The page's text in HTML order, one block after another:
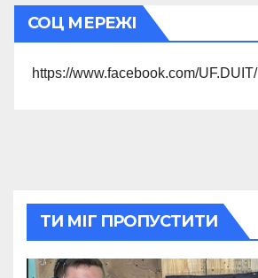
СОЦ МЕРЕЖІ
https://www.facebook.com/UF.DUIT/
ТИ МІГ ПРОПУСТИТИ